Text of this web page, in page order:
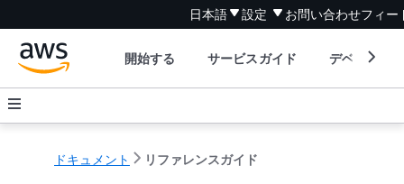
日本語 設定 お問い合わせフィー
開始する サービスガイド デベロッパ
ドキュメント リファレンスガイド